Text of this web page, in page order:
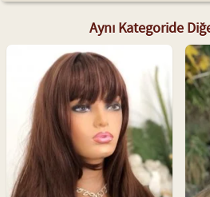
Aynı Kategoride